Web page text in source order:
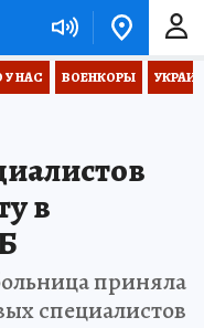
У НАС ВОЕНКОРЫ
в
приняла
специалистов